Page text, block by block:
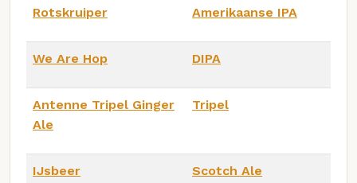
Rotskruiper Amerikaanse IPA
We Are Hop DIPA
Antenne Tripel Ginger
Ale
Tripel
IJsbeer Scotch Ale